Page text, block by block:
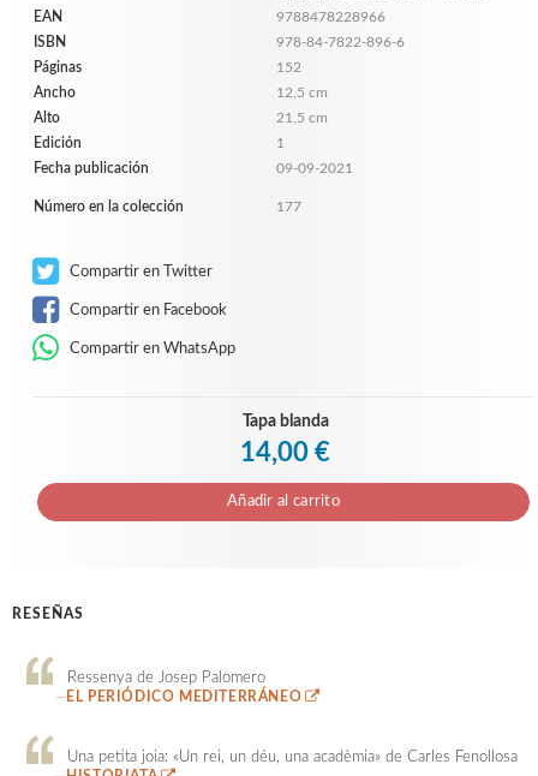
EAN
9788478228966
ISBN
978-84-7822-896-6
Páginas
152
Ancho
12,5 cm
Alto
21,5 cm
Edición
1
Fecha publicación
09-09-2021
Número en la colección 177
Compartir en Twitter
Compartir en Facebook
Compartir en WhatsApp
Tapa blanda
14,00 €
Añadir al carrito
RESEÑAS
Ressenya de Josep Palomero
—EL PERIÓDICO MEDITERRÁNEO
Una petita joia: «Un rei, un déu, una acadèmia» de Carles Fenollosa